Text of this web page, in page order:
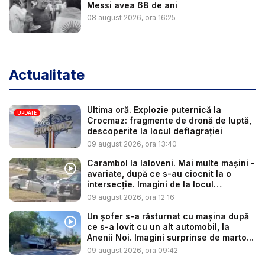
Messi avea 68 de ani
08 august 2026, ora 16:25
Actualitate
UPDATE
Ultima oră. Explozie puternică la
Crocmaz: fragmente de dronă de luptă,
descoperite la locul deflagrației
09 august 2026, ora 13:40
Carambol la Ialoveni. Mai multe mașini -
avariate, după ce s-au ciocnit la o
intersecție. Imagini de la locul
acciden...
09 august 2026, ora 12:16
Un șofer s-a răsturnat cu mașina după
ce s-a lovit cu un alt automobil, la
Anenii Noi. Imagini surprinse de marto...
09 august 2026, ora 09:42